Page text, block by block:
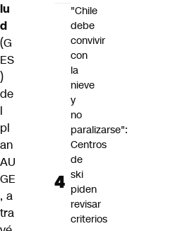
lu
d
(G
ES
)
de
l
pl
an
AU
GE
, a
tra
"Chile
debe
convivir
con
la
nieve
y
no
paralizarse":
Centros
de
ski
piden
revisar
criterios